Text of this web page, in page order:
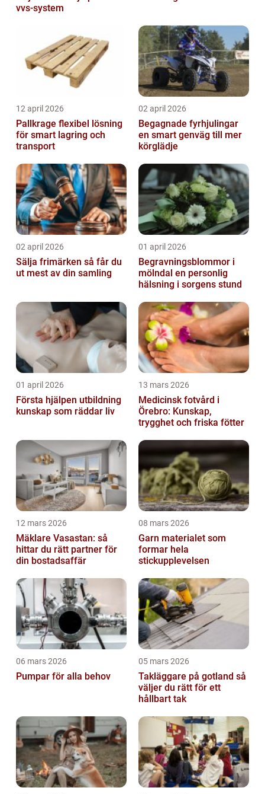
vvs-system
12 april 2026
Pallkrage flexibel lösning
för smart lagring och
transport
02 april 2026
Begagnade fyrhjulingar
en smart genväg till mer
körglädje
02 april 2026
Sälja frimärken så får du
ut mest av din samling
01 april 2026
Begravningsblommor i
mölndal en personlig
hälsning i sorgens stund
01 april 2026
Första hjälpen utbildning
kunskap som räddar liv
13 mars 2026
Medicinsk fotvård i
Örebro: Kunskap,
trygghet och friska fötter
12 mars 2026
Mäklare Vasastan: så
hittar du rätt partner för
din bostadsaffär
08 mars 2026
Garn materialet som
formar hela
stickupplevelsen
06 mars 2026
Pumpar för alla behov
05 mars 2026
Takläggare på gotland så
väljer du rätt för ett
hållbart tak